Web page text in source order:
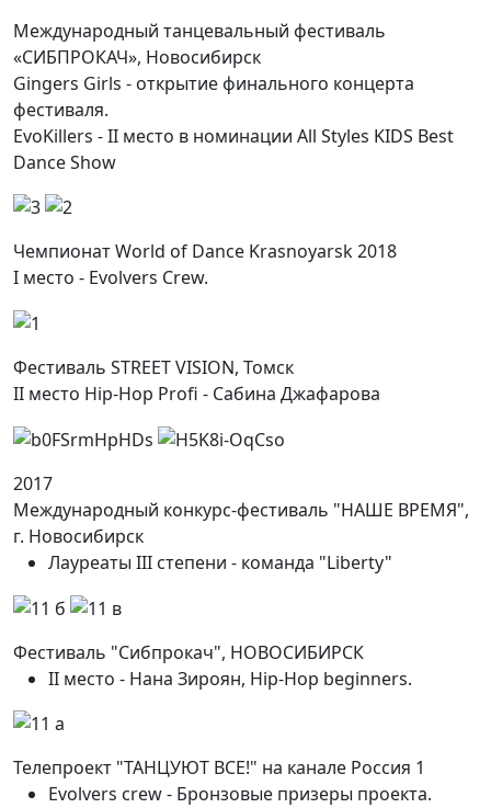
Международный танцевальный фестиваль
«СИБПРОКАЧ», Новосибирск
Gingers Girls - открытие финального концерта
фестиваля.
EvoKillers - II место в номинации All Styles KIDS Best
Dance Show
Чемпионат World of Dance Krasnoyarsk 2018
I место - Evolvers Crew.
Фестиваль STREET VISION, Томск
II место Hip-Hop Profi - Сабина Джафарова
2017
Международный конкурс-фестиваль "НАШЕ ВРЕМЯ",
г. Новосибирск
Лауреаты III степени - команда "Liberty"
Фестиваль "Сибпрокач", НОВОСИБИРСК
II место - Нана Зироян, Hip-Hop beginners.
Телепроект "ТАНЦУЮТ ВСЕ!" на канале Россия 1
Evolvers crew - Бронзовые призеры проекта.